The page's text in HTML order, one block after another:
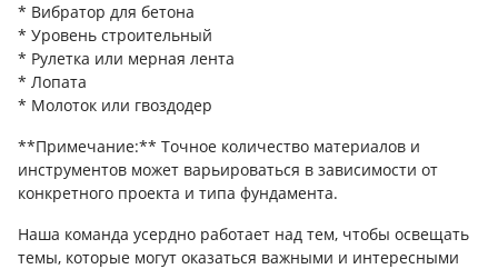
* Вибратор для бетона
* Уровень строительный
* Рулетка или мерная лента
* Лопата
* Молоток или гвоздодер
**Примечание:** Точное количество материалов и
инструментов может варьироваться в зависимости от
конкретного проекта и типа фундамента.
Наша команда усердно работает над тем, чтобы освещать
темы, которые могут оказаться важными и интересными